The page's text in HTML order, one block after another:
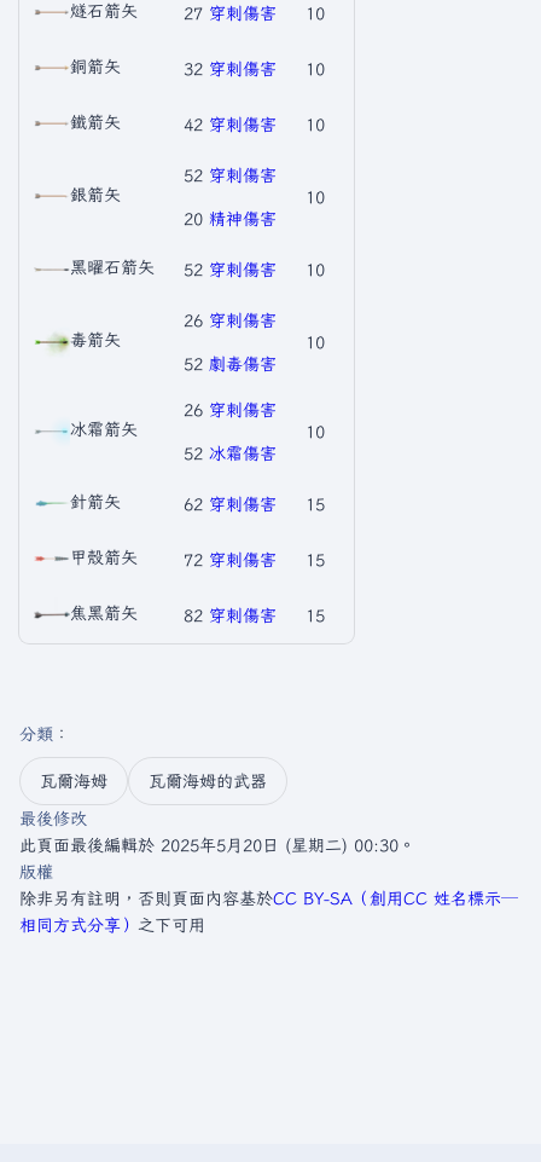
燧石箭矢 27 穿刺傷害 10
銅箭矢 32 穿刺傷害 10
鐵箭矢 42 穿刺傷害 10
銀箭矢
52 穿刺傷害
20 精神傷害
10
黑曜石箭矢 52 穿刺傷害 10
毒箭矢
26 穿刺傷害
52 劇毒傷害
10
冰霜箭矢
26 穿刺傷害
52 冰霜傷害
10
針箭矢 62 穿刺傷害 15
甲殼箭矢 72 穿刺傷害 15
焦黑箭矢 82 穿刺傷害 15
分類 ：​
瓦爾海姆
瓦爾海姆的武器
最後修改
此頁面最後編輯於 2025年5月20日 (星期二) 00:30。
版權
除非另有註明，否則頁面內容基於CC BY-SA（創用CC 姓名標示─
相同方式分享） 之下可用